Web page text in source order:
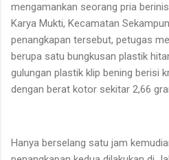
mengamankan seorang pria
Karya Mukti, Kecamatan
penangkapan tersebut, petugas
berupa satu bungkusan plastik
gulungan plastik klip bening berisi
dengan berat kotor sekitar 2,66
Hanya berselang satu jam